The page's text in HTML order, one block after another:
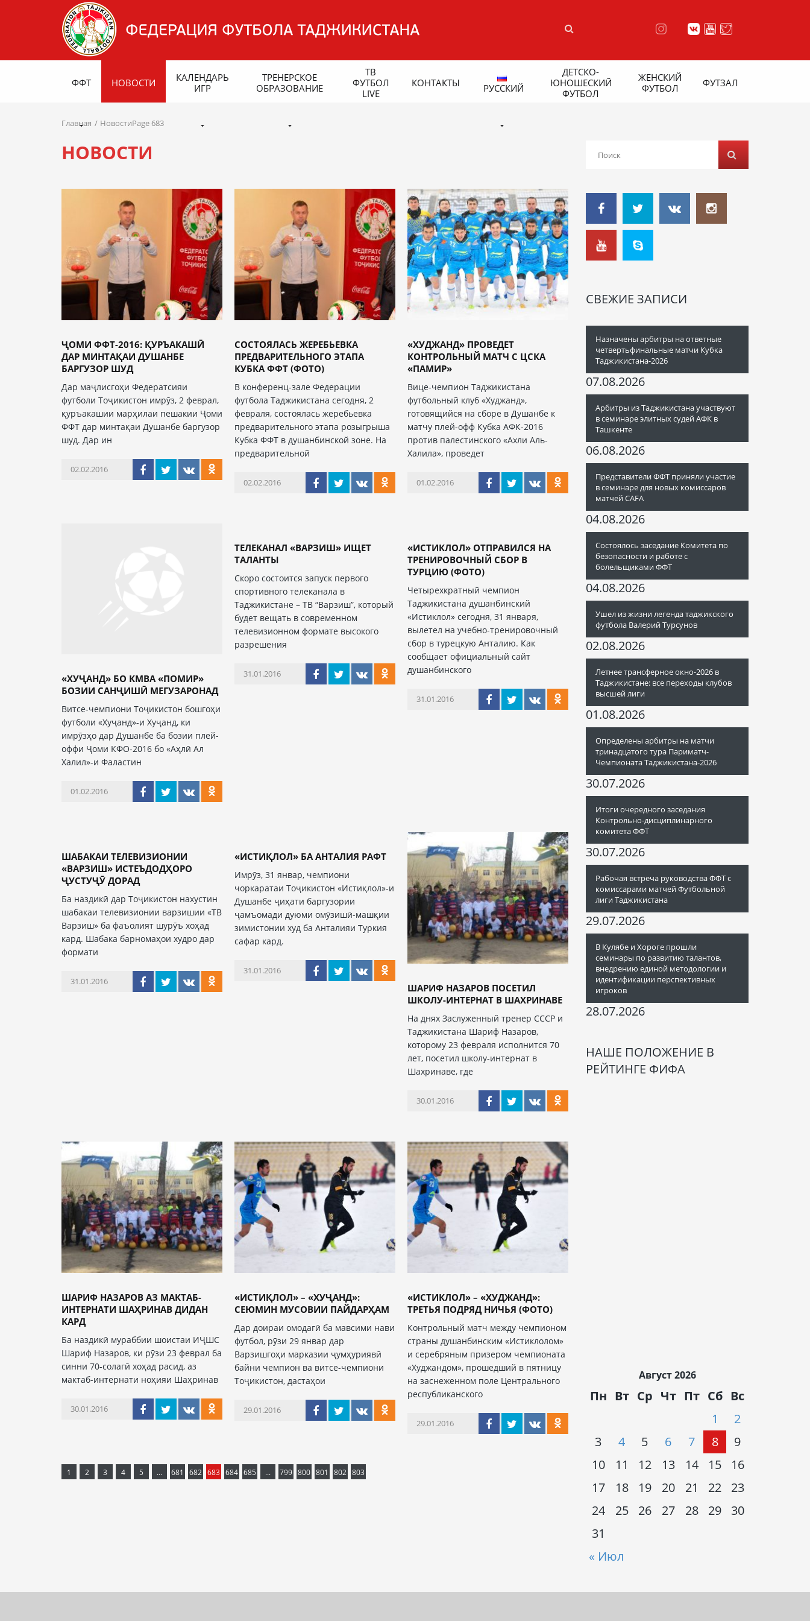
ФФТ НОВОСТИ
КАЛЕНДАРЬ
ИГР
ТРЕНЕРСКОЕ
ОБРАЗОВАНИЕ
ТВ
ФУТБОЛ
LIVE
КОНТАКТЫ РУССКИЙ
ДЕТСКО-
ЮНОШЕСКИЙ
ФУТБОЛ
ЖЕНСКИЙ
ФУТБОЛ
ФУТЗАЛ
Главная НовостиPage 683
НОВОСТИ
ҶОМИ ФФТ-2016: ҚУРЪАКАШӢ
ДАР МИНТАҚАИ ДУШАНБЕ
БАРГУЗОР ШУД
Дар маҷлисгоҳи Федератсияи
футболи Тоҷикистон имрӯз, 2 феврал,
қуръакашии марҳилаи пешакии Ҷоми
ФФТ дар минтақаи Душанбе баргузор
шуд. Дар ин
02.02.2016
СОСТОЯЛАСЬ ЖЕРЕБЬЕВКА
ПРЕДВАРИТЕЛЬНОГО ЭТАПА
КУБКА ФФТ (ФОТО)
В конференц-зале Федерации
футбола Таджикистана сегодня, 2
февраля, состоялась жеребьевка
предварительного этапа розыгрыша
Кубка ФФТ в душанбинской зоне. На
предварительной
02.02.2016
«ХУДЖАНД» ПРОВЕДЕТ
КОНТРОЛЬНЫЙ МАТЧ С ЦСКА
«ПАМИР»
Вице-чемпион Таджикистана
футбольный клуб «Худжанд»,
готовящийся на сборе в Душанбе к
матчу плей-офф Кубка АФК-2016
против палестинского «Ахли Аль-
Халила», проведет
01.02.2016
«ХУҶАНД» БО КМВА «ПОМИР»
БОЗИИ САНҶИШӢ МЕГУЗАРОНАД
Витсе-чемпиони Тоҷикистон бошгоҳи
футболи «Хуҷанд»-и Хуҷанд, ки
имрӯзҳо дар Душанбе ба бозии плей-
оффи Ҷоми КФО-2016 бо «Аҳлӣ Ал
Халил»-и Фаластин
01.02.2016
ТЕЛЕКАНАЛ «ВАРЗИШ» ИЩЕТ
ТАЛАНТЫ
Скоро состоится запуск первого
спортивного телеканала в
Таджикистане – ТВ “Варзиш”, который
будет вещать в современном
телевизионном формате высокого
разрешения
31.01.2016
«ИСТИКЛОЛ» ОТПРАВИЛСЯ НА
ТРЕНИРОВОЧНЫЙ СБОР В
ТУРЦИЮ (ФОТО)
Четырехкратный чемпион
Таджикистана душанбинский
«Истиклол» сегодня, 31 января,
вылетел на учебно-тренировочный
сбор в турецкую Анталию. Как
сообщает официальный сайт
душанбинского
31.01.2016
ШАБАКАИ ТЕЛЕВИЗИОНИИ
«ВАРЗИШ» ИСТЕЪДОДҲОРО
ҶУСТУҶӮ ДОРАД
Ба наздикӣ дар Тоҷикистон нахустин
шабакаи телевизионии варзишии «ТВ
Варзиш» ба фаъолият шурӯъ хоҳад
кард. Шабака барномаҳои худро дар
формати
31.01.2016
«ИСТИҚЛОЛ» БА АНТАЛИЯ РАФТ
Имрӯз, 31 январ, чемпиони
чоркаратаи Тоҷикистон «Истиқлол»-и
Душанбе ҷиҳати баргузории
ҷамъомади дуюми омӯзишӣ-машқии
зимистонии худ ба Анталияи Туркия
сафар кард.
31.01.2016
ШАРИФ НАЗАРОВ ПОСЕТИЛ
ШКОЛУ-ИНТЕРНАТ В ШАХРИНАВЕ
На днях Заслуженный тренер СССР и
Таджикистана Шариф Назаров,
которому 23 февраля исполнится 70
лет, посетил школу-интернат в
Шахринаве, где
30.01.2016
ШАРИФ НАЗАРОВ АЗ МАКТАБ-
ИНТЕРНАТИ ШАҲРИНАВ ДИДАН
КАРД
Ба наздикӣ мураббии шоистаи ИҶШС
Шариф Назаров, ки рӯзи 23 феврал ба
синни 70-солагӣ хоҳад расид, аз
мактаб-интернати ноҳияи Шаҳринав
30.01.2016
«ИСТИҚЛОЛ» – «ХУҶАНД»:
СЕЮМИН МУСОВИИ ПАЙДАРҲАМ
Дар доираи омодагӣ ба мавсими нави
футбол, рӯзи 29 январ дар
Варзишгоҳи марказии ҷумҳуриявӣ
байни чемпион ва витсе-чемпиони
Тоҷикистон, дастаҳои
29.01.2016
«ИСТИКЛОЛ» – «ХУДЖАНД»:
ТРЕТЬЯ ПОДРЯД НИЧЬЯ (ФОТО)
Контрольный матч между чемпионом
страны душанбинским «Истиклолом»
и серебряным призером чемпионата
«Худжандом», прошедший в пятницу
на заснеженном поле Центрального
республиканского
29.01.2016
1 2 3 4 5 ... 681 682 683 684 685 ... 799 800 801 802 803
СВЕЖИЕ ЗАПИСИ
Назначены арбитры на ответные
четвертьфинальные матчи Кубка
Таджикистана-2026
07.08.2026
Арбитры из Таджикистана участвуют
в семинаре элитных судей АФК в
Ташкенте
06.08.2026
Представители ФФТ приняли участие
в семинаре для новых комиссаров
матчей CAFA
04.08.2026
Состоялось заседание Комитета по
безопасности и работе с
болельщиками ФФТ
04.08.2026
Ушел из жизни легенда таджикского
футбола Валерий Турсунов
02.08.2026
Летнее трансферное окно-2026 в
Таджикистане: все переходы клубов
высшей лиги
01.08.2026
Определены арбитры на матчи
тринадцатого тура Париматч-
Чемпионата Таджикистана-2026
30.07.2026
Итоги очередного заседания
Контрольно-дисциплинарного
комитета ФФТ
30.07.2026
Рабочая встреча руководства ФФТ с
комиссарами матчей Футбольной
лиги Таджикистана
29.07.2026
В Кулябе и Хороге прошли
семинары по развитию талантов,
внедрению единой методологии и
идентификации перспективных
игроков
28.07.2026
НАШЕ ПОЛОЖЕНИЕ В
РЕЙТИНГЕ ФИФА
Август 2026
Пн Вт Ср Чт Пт Сб Вс
« Июл
1
2
3
4 5 6 7 8
9
10
11 12 13 14 15
16
17
18 19 20 21 22
23
24
25 26 27 28 29
30
31